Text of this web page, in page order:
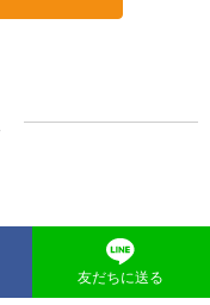
友だちに送る